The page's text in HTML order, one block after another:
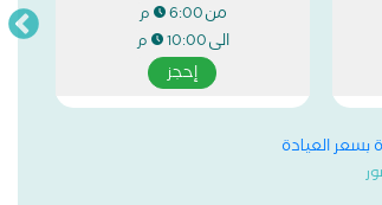
من6:00 م
الى10:00 م
إحجز
بسعر العيادة